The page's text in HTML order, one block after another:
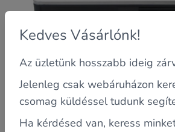
A termék jelenleg elfogyott raktárról,
Kedves Vásárlónk!
Az üzletünk hosszabb ideig
Jelenleg csak webáruházon
csomag küldéssel tudunk
Ha kérdésed van, keress